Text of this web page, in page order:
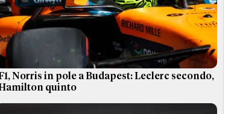
F1, Norris in pole a Budapest: Leclerc secondo,
Hamilton quinto